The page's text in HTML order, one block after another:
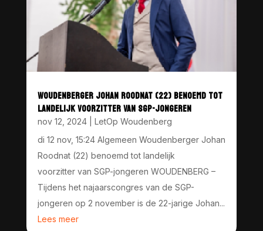
WOUDENBERGER JOHAN ROODNAT (22) BENOEMD TOT
LANDELIJK VOORZITTER VAN SGP-JONGEREN
nov 12, 2024| LetOp Woudenberg
di 12 nov, 15:24 Algemeen Woudenberger Johan
Roodnat (22) benoemd tot landelijk
voorzitter van SGP-jongeren WOUDENBERG –
Tijdens het najaarscongres van de SGP-
jongeren op 2 november is de 22-jarige Johan...
Lees meer